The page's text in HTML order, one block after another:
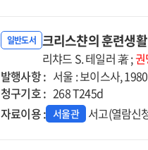
일반도서 크리스챤의 훈련생활
리챠드 S. 테일러 著 ;
발행사항 : 서울 : 보이스사, 1980
청구기호 : 268 T245d
자료이용 : 서울관 서고(열람신